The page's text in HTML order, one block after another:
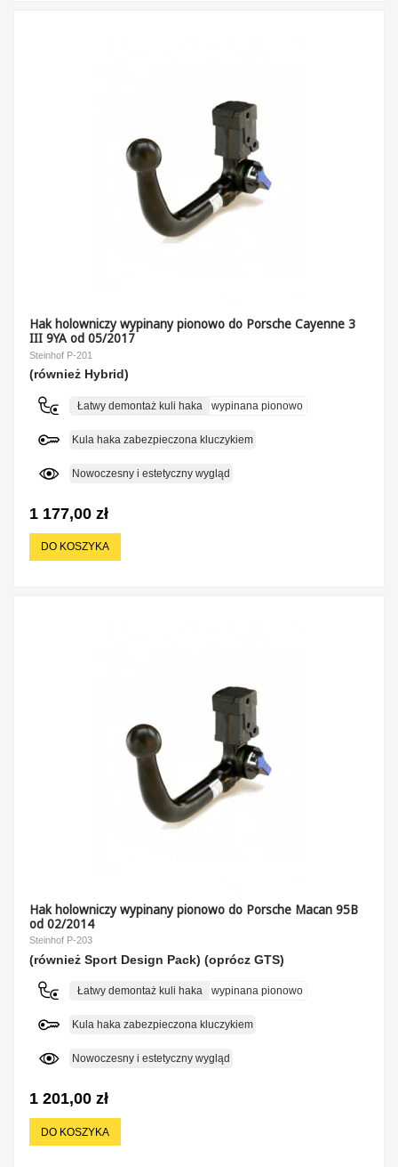
Hak holowniczy wypinany pionowo do Porsche Cayenne 3
III 9YA od 05/2017
Steinhof P-201
(również Hybrid)
Łatwy demontaż kuli haka wypinana pionowo
Kula haka zabezpieczona kluczykiem
Nowoczesny i estetyczny wygląd
1 177,00 zł
DO KOSZYKA
Hak holowniczy wypinany pionowo do Porsche Macan 95B
od 02/2014
Steinhof P-203
(również Sport Design Pack) (oprócz GTS)
Łatwy demontaż kuli haka wypinana pionowo
Kula haka zabezpieczona kluczykiem
Nowoczesny i estetyczny wygląd
1 201,00 zł
DO KOSZYKA